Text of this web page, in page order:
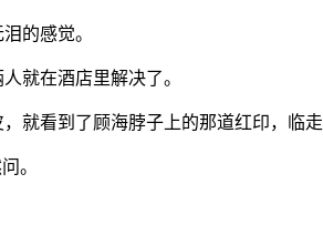
的感觉。
就在酒店里解决了。
就看到了顾海脖子上的那道红印，临走
。